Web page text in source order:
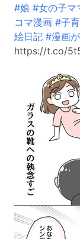
#娘 #女の子マ
コマ漫画 #子
絵日記 #漫画
https://t.co/